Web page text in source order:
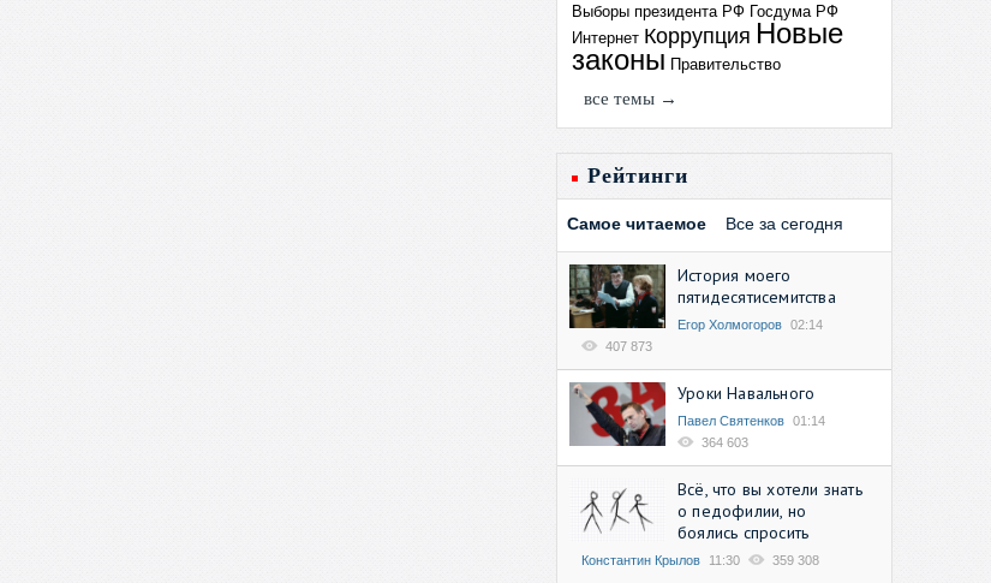
Выборы президента РФ Госдума РФ
Интернет Коррупция Новые
законы Правительство
все темы →
Рейтинги
Самое читаемое Все за сегодня
История моего
пятидесятисемитства
Егор Холмогоров 02:14
407 873
Уроки Навального
Павел Святенков 01:14
364 603
Всё, что вы хотели знать
о педофилии, но
боялись спросить
Константин Крылов 11:30 359 308